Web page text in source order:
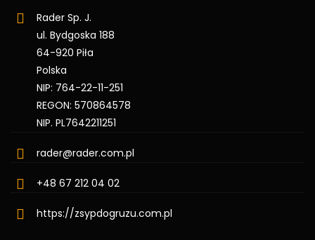
Rader Sp. J.
ul. Bydgoska 188
64-920 Piła
Polska
NIP: 764-22-11-251
REGON: 570864578
NIP. PL7642211251
rader@rader.com.pl
+48 67 212 04 02
https://zsypdogruzu.com.pl